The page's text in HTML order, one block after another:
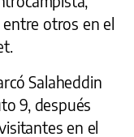
otros en el
Salaheddin
9, después
en el